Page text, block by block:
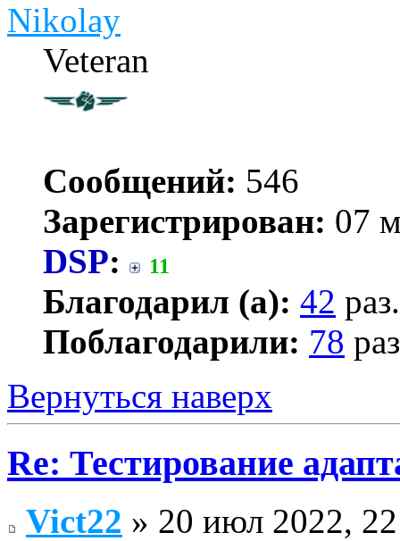
Nikolay
Veteran
Сообщений: 546
Зарегистрирован: 07
DSP: 11
Благодарил (а): 42 раз.
Поблагодарили: 78
Вернуться наверх
Re: Тестирование
Vict22 » 20 июл 2022,